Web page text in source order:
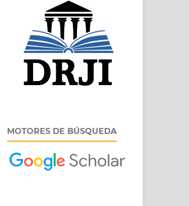
MOTORES DE BÚSQUEDA